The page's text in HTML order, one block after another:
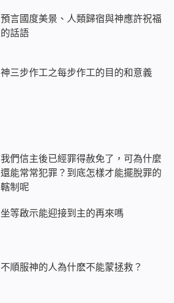
預言國度美景、人類歸宿與神應許祝福
的話語
神三步作工之每步作工的目的和意義
我們信主後已經罪得赦免了，可為什麼
還能常常犯罪？到底怎樣才能擺脫罪的
轄制呢
坐等啟示能迎接到主的再來嗎
不順服神的人為什麽不能蒙拯救？